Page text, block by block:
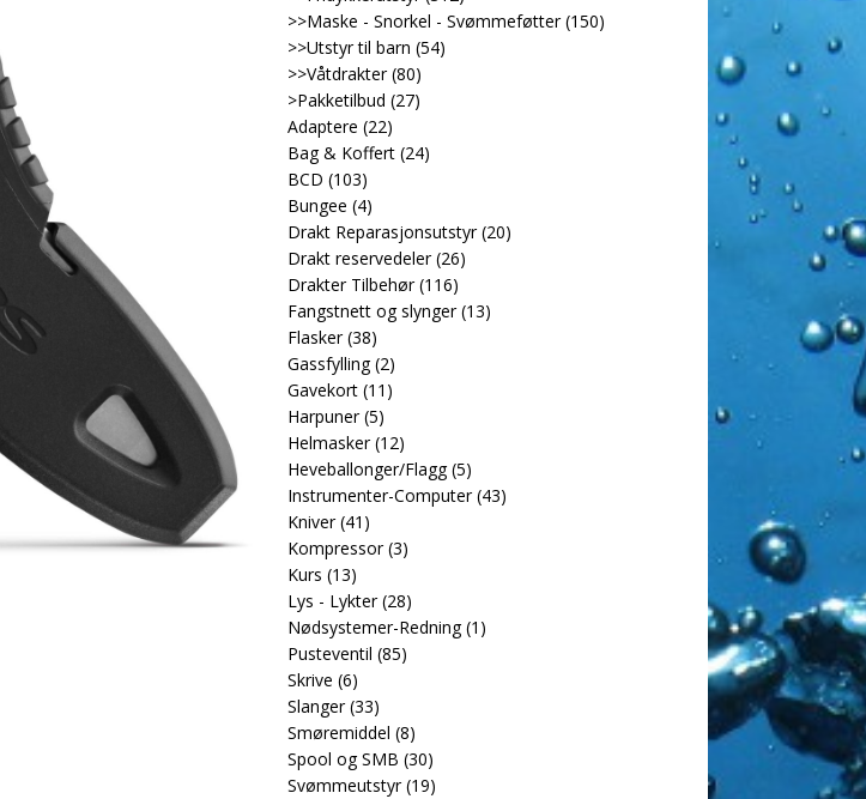
>>Maske - Snorkel - Svømmeføtter (150)
>>Utstyr til barn (54)
>>Våtdrakter (80)
>Pakketilbud (27)
Adaptere (22)
Bag & Koffert (24)
BCD (103)
Bungee (4)
Drakt Reparasjonsutstyr (20)
Drakt reservedeler (26)
Drakter Tilbehør (116)
Fangstnett og slynger (13)
Flasker (38)
Gassfylling (2)
Gavekort (11)
Harpuner (5)
Helmasker (12)
Heveballonger/Flagg (5)
Instrumenter-Computer (43)
Kniver (41)
Kompressor (3)
Kurs (13)
Lys - Lykter (28)
Nødsystemer-Redning (1)
Pusteventil (85)
Skrive (6)
Slanger (33)
Smøremiddel (8)
Spool og SMB (30)
Svømmeutstyr (19)